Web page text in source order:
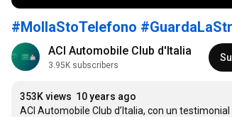
#‎MollaStoTelefono
ACI Automobile Club d'Italia
3.95K subscribers
353K views 10 years ago
ACI Automobile Club d’Italia, con un